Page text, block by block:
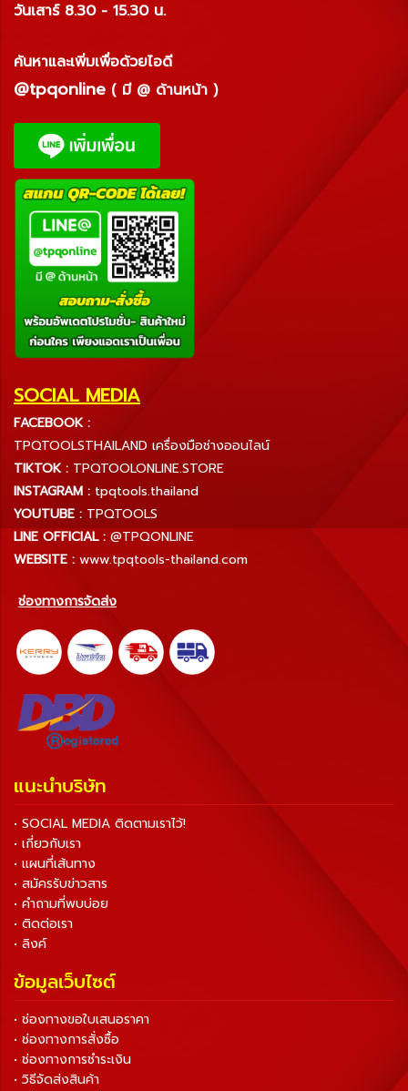
วันเสาร์ 8.30 - 15.30 น.
ค้นหาและเพิ่มเพื่อด้วยไอดี
@tpqonline ( มี @ ด้านหน้า )
SOCIAL MEDIA
FACEBOOK :
TPQTOOLSTHAILAND เครื่องมือช่างออนไลน์
TIKTOK : TPQTOOLONLINE.STORE
INSTAGRAM : tpqtools.thailand
YOUTUBE : TPQTOOLS
LINE OFFICIAL : @TPQONLINE
WEBSITE : www.tpqtools-thailand.com
ช่องทางการจัดส่ง
แนะนำบริษัท
• SOCIAL MEDIA ติดตามเราไว้!
• เกี่ยวกับเรา
• แผนที่เส้นทาง
• สมัครรับข่าวสาร
• คำถามที่พบบ่อย
• ติดต่อเรา
• ลิงค์
ข้อมูลเว็บไซต์
• ช่องทางขอใบเสนอราคา
• ช่องทางการสั่งซื้อ
• ช่องทางการชำระเงิน
• วิธีจัดส่งสินค้า